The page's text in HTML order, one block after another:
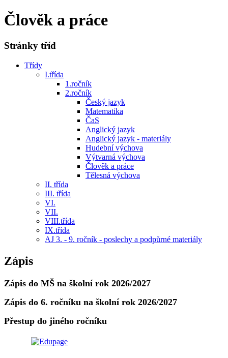
Člověk a práce
Stránky tříd
Třídy
I.třída
1.ročník
2.ročník
Český jazyk
Matematika
ČaS
Anglický jazyk
Anglický jazyk - materiály
Hudební výchova
Výtvarná výchova
Člověk a práce
Tělesná výchova
II. třída
III. třída
VI.
VII.
VIII.třída
IX.třída
AJ 3. - 9. ročník - poslechy a podpůrné materiály
Zápis
Zápis do MŠ na školní rok 2026/2027
Zápis do 6. ročníku na školní rok 2026/2027
Přestup do jiného ročníku